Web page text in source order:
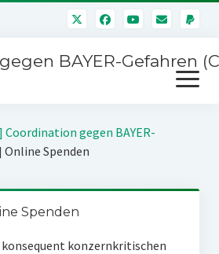
BAYER-Gefahren
Menü
öffnen
Coordination gegen BAYER-
Online Spenden
Spenden
konzernkritischen